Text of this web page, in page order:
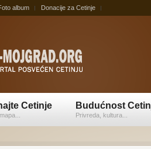
album Donacije za Cetinje
Cetinje Budućnost
Privreda, kultura...